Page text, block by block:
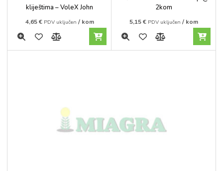
5
kliještima – VoleX John
4,65€ PDV uključen / kom
2kom
5,15€ PDV uključen / kom